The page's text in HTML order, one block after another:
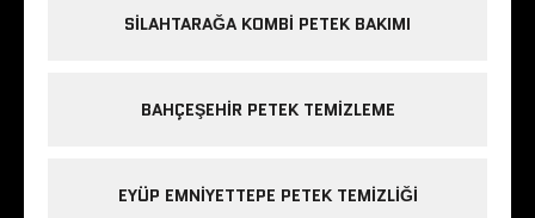
SILAHTARAĞA KOMBI PETEK BAKIMI
BAHÇEŞEHIR PETEK TEMIZLEME
EYÜP EMNIYETTEPE PETEK TEMIZLIĞI